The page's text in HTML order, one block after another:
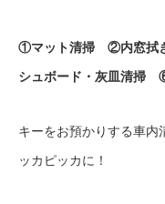
①マット清掃 ②内窓
シュボード・灰皿清掃
キーをお預かりする車内
ッカピッカに！